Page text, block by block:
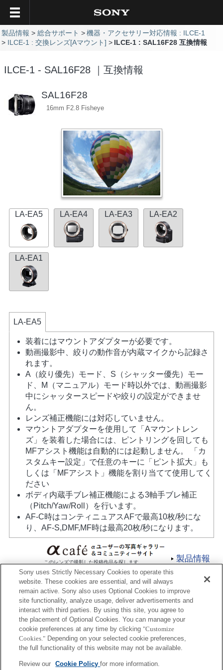
製品情報 総合サポート
機器・アクセサリー対応情報 : ILCE-1
ILCE-1 : 交換レンズ[Aマウント]
ILCE-1 : SAL16F28 互換情報
ILCE-1 - SAL16F28 ｜互換情報
SAL16F28
16mm F2.8 Fisheye
LA-EA5 LA-EA4 LA-EA3 LA-EA2
LA-EA1
LA-EA5
装着にはマウントアダプターが必要です。
動画撮影中、絞りの動作音が内蔵マイクから記録さ
れます。
A（絞り優先）モード、S（シャッター優先）モー
ド、M（マニュアル）モード時以外では、動画撮影
中にシャッタースピードや絞りの設定ができませ
ん。
レンズ補正機能には対応していません。
マウントアダプターを使用して「Aマウントレン
ズ」を装着した場合には、ピントリングを回しても
MFアシスト機能は自動的には起動しません。 「カ
スタムキー設定」で任意のキーに「ピント拡大」も
しくは「MFアシスト」機能を割り当てて使用してく
ださい
ボディ内蔵手ブレ補正機能による3軸手ブレ補正
（Pitch/Yaw/Roll）を行います。
AF-C時はコンティニュアスAFで最高10枚/秒にな
り、AF-S,DMF,MF時は最高20枚/秒になります。
このレンズで撮影した投稿作品を探します 製品情報
プレスリリース
ご利用条件
環境情報
Sony uses Strictly Necessary Cookies to operate this
website. These cookies are essential, and will always
remain active. Sony also uses Optional Cookies to improve
site functionality, analyze usage, deliver advertisements and
interact with third parties. By using this site, you agree to
the placement of Optional Cookies. You can manage your
cookie preferences at any time by clicking "Customize
Cookies." Depending on your selected cookie preferences,
the full functionality of this website may not be available.
Review our Cookie Policyfor more information.